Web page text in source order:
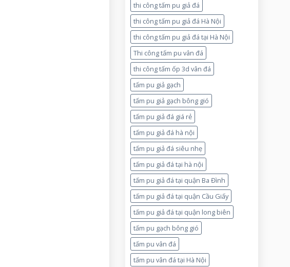
thi công tấm pu giả đá
thi công tấm pu giả đá Hà Nội
thi công tấm pu giả đá tại Hà Nội
Thi công tấm pu vân đá
thi công tấm ốp 3d vân đá
tấm pu giả gạch
tấm pu giả gạch bông gió
tấm pu giả đá giá rẻ
tấm pu giả đá hà nội
tấm pu giả đá siêu nhẹ
tấm pu giả đá tại hà nội
tấm pu giả đá tại quận Ba Đình
tấm pu giả đá tại quận Cầu Giấy
tấm pu giả đá tại quận long biên
tấm pu gạch bông gió
tấm pu vân đá
tấm pu vân đá tại Hà Nội